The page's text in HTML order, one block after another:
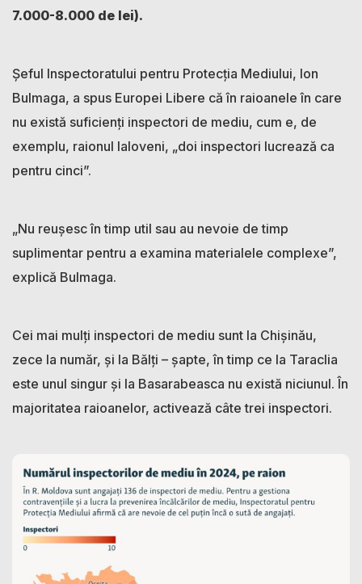
7.000-8.000 de lei).
Șeful Inspectoratului pentru Protecția Mediului, Ion
Bulmaga, a spus Europei Libere că în raioanele în care
nu există suficienți inspectori de mediu, cum e, de
exemplu, raionul Ialoveni, „doi inspectori lucrează ca
pentru cinci”.
„Nu reușesc în timp util sau au nevoie de timp
suplimentar pentru a examina materialele complexe”,
explică Bulmaga.
Cei mai mulți inspectori de mediu sunt la Chișinău,
zece la număr, și la Bălți – șapte, în timp ce la Taraclia
este unul singur și la Basarabeasca nu există niciunul. În
majoritatea raioanelor, activează câte trei inspectori.